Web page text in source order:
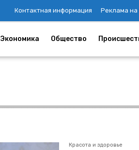
Контактная информация Реклама на
Экономика Общество
Красота и здоровье